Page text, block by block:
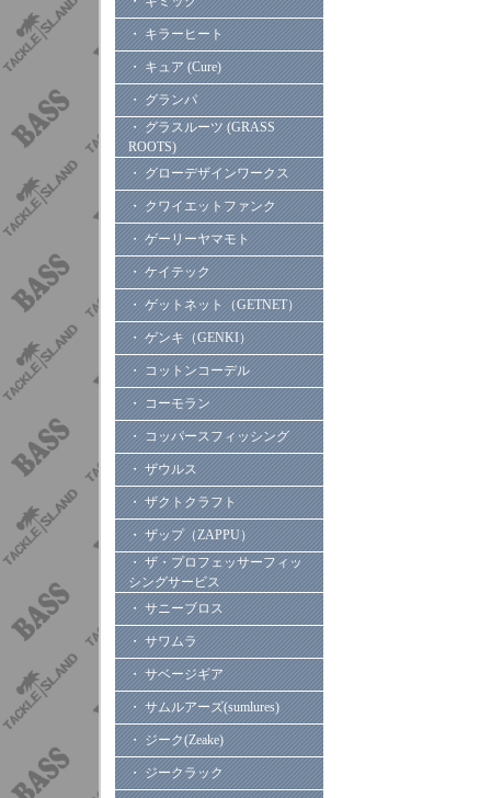
・ キラーヒート
・ キュア (Cure)
・ グランパ
・ グラスルーツ (GRASS
ROOTS)
・ グローデザインワークス
・ クワイエットファンク
・ ゲーリーヤマモト
・ ケイテック
・ ゲットネット（GETNET）
・ ゲンキ（GENKI）
・ コットンコーデル
・ コーモラン
・ コッパースフィッシング
・ ザウルス
・ ザクトクラフト
・ ザップ（ZAPPU）
・ ザ・プロフェッサーフィッ
シングサービス
・ サニーブロス
・ サワムラ
・ サベージギア
・ サムルアーズ(sumlures)
・ ジーク(Zeake)
・ ジークラック